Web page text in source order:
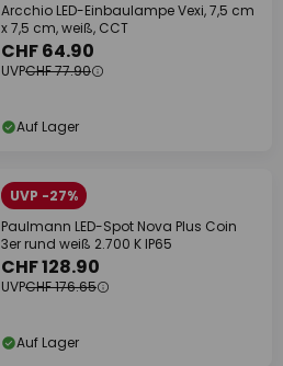
Arcchio LED-Einbaulampe Vexi, 7,5 cm
x 7,5 cm, weiß, CCT
CHF 64.90
UVPCHF 77.90
Auf Lager
UVP -27%
Paulmann LED-Spot Nova Plus Coin
3er rund weiß 2.700 K IP65
CHF 128.90
UVPCHF 176.65
Auf Lager